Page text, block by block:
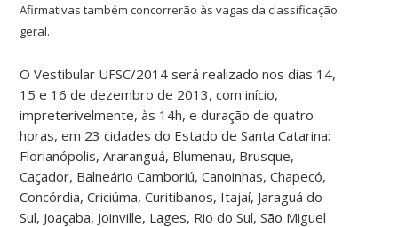
Afirmativastambém concorrerão às vagas da classificação
geral.
O Vestibular UFSC/2014 será realizado nos dias 14,
15 e 16 de dezembro de 2013, com início,
impreterivelmente, às 14h, e duração de quatro
horas, em 23 cidades do Estado de Santa Catarina:
Florianópolis, Araranguá, Blumenau, Brusque,
Caçador, Balneário Camboriú, Canoinhas, Chapecó,
Concórdia, Criciúma, Curitibanos, Itajaí, Jaraguá do
Sul, Joaçaba, Joinville, Lages, Rio do Sul, São Miguel